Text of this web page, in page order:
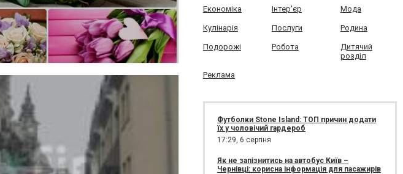
Економіка Інтер'єр Мода
Кулінарія Послуги Родина
Подорожі Робота
Дитячий
розділ
Реклама
Футболки Stone Island: ТОП причин додати
їх у чоловічий гардероб
17:29, 6 серпня
Як не запізнитись на автобус Київ –
Чернівці: корисна інформація для пасажирів